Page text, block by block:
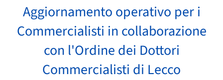
Aggiornamento operativo per i
Commercialisti in collaborazione
con l'Ordine dei Dottori
Commercialisti di Lecco